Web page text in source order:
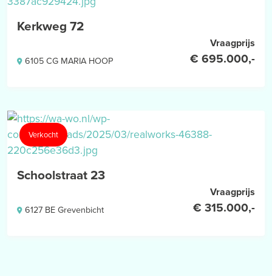
Kerkweg 72
6105 CG MARIA HOOP
Vraagprijs
€ 695.000,-
Verkocht
Schoolstraat 23
6127 BE Grevenbicht
Vraagprijs
€ 315.000,-